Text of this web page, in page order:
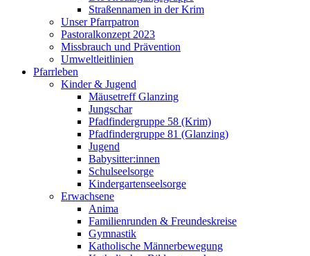
Straßennamen in der Krim
Unser Pfarrpatron
Pastoralkonzept 2023
Missbrauch und Prävention
Umweltleitlinien
Pfarrleben
Kinder & Jugend
Mäusetreff Glanzing
Jungschar
Pfadfindergruppe 58 (Krim)
Pfadfindergruppe 81 (Glanzing)
Jugend
Babysitter:innen
Schulseelsorge
Kindergartenseelsorge
Erwachsene
Anima
Familienrunden & Freundeskreise
Gymnastik
Katholische Männerbewegung